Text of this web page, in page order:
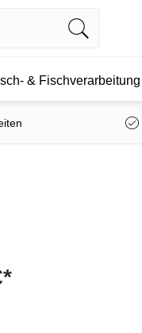
& Fischverarbeitung